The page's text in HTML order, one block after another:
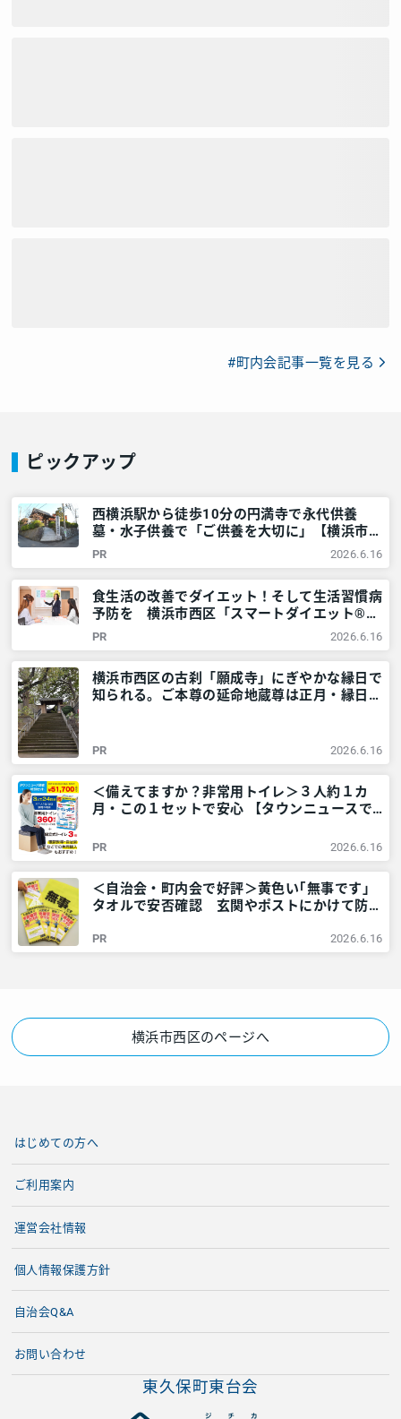
#町内会記事一覧を見る
ピックアップ
西横浜駅から徒歩10分の円満寺で永代供養
墓・水子供養で「ご供養を大切に」【横浜市西
区】 – 神奈川・東京多摩のご近所情報 – レア
リア
PR 2026.6.16
食生活の改善でダイエット！そして生活習慣病
予防を 横浜市西区「スマートダイエット®教
室」をレポート – 神奈川・東京多摩のご近所
情報 – レアリア
PR 2026.6.16
横浜市西区の古刹「願成寺」にぎやかな縁日で
知られる。ご本尊の延命地蔵尊は正月・縁日に
PR 2026.6.16
＜備えてますか？非常用トイレ＞３人約１カ
月・この１セットで安心 【タウンニュースで
レアリア
PR 2026.6.16
＜自治会・町内会で好評＞黄色い｢無事です｣
タオルで安否確認 玄関やポストにかけて防災
アリア
PR 2026.6.16
横浜市西区のページへ
東久保町東台会
はじめての方へ
ご利用案内
運営会社情報
個人情報保護方針
自治会Q&A
お問い合わせ